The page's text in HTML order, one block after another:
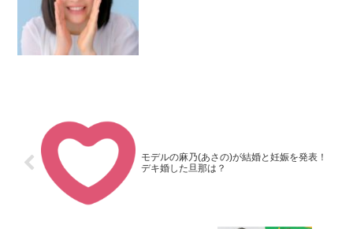
モデルの麻乃(あさの)が結婚と妊娠を発表！
デキ婚した旦那は？